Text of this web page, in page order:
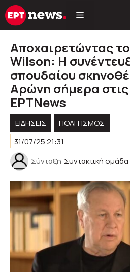
Μετάβαση
σε
Αποχαιρετώντας
Wilson: H
σπουδαίου
Αρώνη σήμερα
ΕΡΤNews
ΕΙΔΗΣΕΙΣ
ΠΟΛΙΤΙΣΜΟΣ
31/07/25 21:31
Σύνταξη Συντακτική